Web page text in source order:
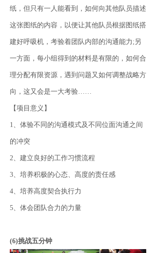
纸，但只有一人能看到，如何向其他队员描述
这张图纸的内容，以便让其他队员根据图纸搭
建好呼吸机，考验着团队内部的沟通能力;另
一方面，每小组得到的材料是有限的，如何合
理分配有限资源，遇到问题又如何调整战略方
向，这又会是一大考验……
【项目意义】
1、体验不同的沟通模式及不同位面沟通之间
的冲突
2、建立良好的工作习惯流程
3、培养积极的心态、高度的责任感
4、培养高度契合执行力
5、体会团队合力的力量
(6)挑战五分钟